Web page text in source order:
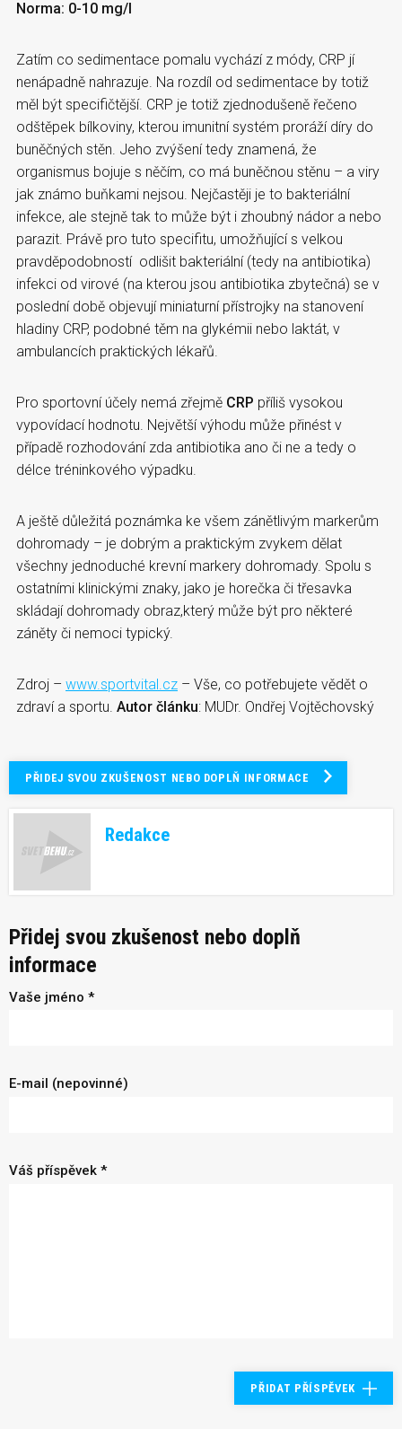
Norma: 0-10 mg/l
Zatím co sedimentace pomalu vychází z módy, CRP jí
nenápadně nahrazuje. Na rozdíl od sedimentace by totiž
měl být specifičtější. CRP je totiž zjednodušeně řečeno
odštěpek bílkoviny, kterou imunitní systém proráží díry do
buněčných stěn. Jeho zvýšení tedy znamená, že
organismus bojuje s něčím, co má buněčnou stěnu – a viry
jak známo buňkami nejsou. Nejčastěji je to bakteriální
infekce, ale stejně tak to může být i zhoubný nádor a nebo
parazit. Právě pro tuto specifitu, umožňující s velkou
pravděpodobností odlišit bakteriální (tedy na antibiotika)
infekci od virové (na kterou jsou antibiotika zbytečná) se v
poslední době objevují miniaturní přístrojky na stanovení
hladiny CRP, podobné těm na glykémii nebo laktát, v
ambulancích praktických lékařů.
Pro sportovní účely nemá zřejmě CRP příliš vysokou
vypovídací hodnotu. Největší výhodu může přinést v
případě rozhodování zda antibiotika ano či ne a tedy o
délce tréninkového výpadku.
A ještě důležitá poznámka ke všem zánětlivým markerům
dohromady – je dobrým a praktickým zvykem dělat
všechny jednoduché krevní markery dohromady. Spolu s
ostatními klinickými znaky, jako je horečka či třesavka
skládají dohromady obraz,který může být pro některé
záněty či nemoci typický.
Zdroj – www.sportvital.cz – Vše, co potřebujete vědět o
zdraví a sportu. Autor článku: MUDr. Ondřej Vojtěchovský
PŘIDEJ SVOU ZKUŠENOST NEBO DOPLŇ INFORMACE
Redakce
Přidej svou zkušenost nebo doplň
informace
Vaše jméno *
E-mail (nepovinné)
Váš příspěvek *
PŘIDAT PŘÍSPĚVEK